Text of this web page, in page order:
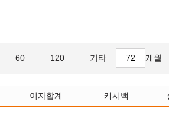
60 120 기타 개월
이자합계 캐시백